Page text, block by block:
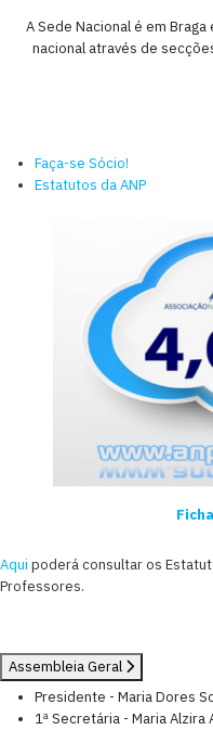
A Sede Nacional é em
nacional através de
Faça-se Sócio!
Estatutos da ANP
Aqui poderá consultar os
Professores.
Assembleia Geral
Presidente - Maria Dores
1ª Secretária - Maria